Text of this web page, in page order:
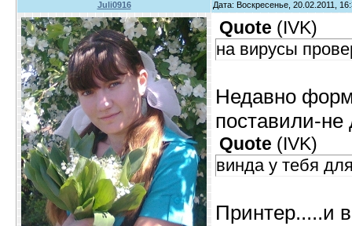
Juli0916 Дата: Воскресенье, 20.02.2011,
Quote (IVK)
на вирусы
Недавно
поставили-не
Quote (IVK)
винда у тебя
Принтер.....и